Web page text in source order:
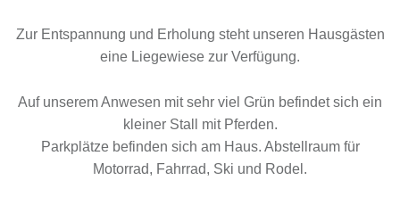
Zur Entspannung und Erholung steht unseren Hausgästen
eine Liegewiese zur Verfügung.
Auf unserem Anwesen mit sehr viel Grün befindet sich ein
kleiner Stall mit Pferden.
Parkplätze befinden sich am Haus. Abstellraum für
Motorrad, Fahrrad, Ski und Rodel.